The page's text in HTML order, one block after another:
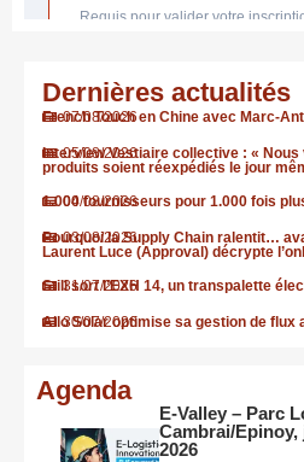
Dernières actualités
07/08/2026
French Touch en Chine avec Marc-
05/08/2026
Interview Vestiaire collective : « Nous
produits soient réexpédiés le jour
04/08/2026
1.000 fournisseurs pour 1.000 fois
03/08/2026
Pourquoi la Supply Chain ralentit…
Laurent Luce (Approval) décrypte
31/07/2026
Still sort l’EXH 14, un transpalette
30/07/2026
Allo Solar optimise sa gestion de flux
Agenda
E-Valley – Parc
Cambrai/
2026